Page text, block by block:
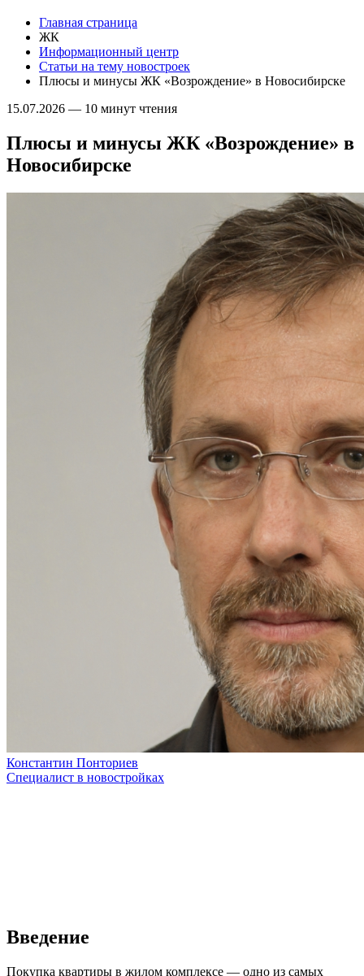
Главная страница
ЖК
Информационный центр
Статьи на тему новостроек
Плюсы и минусы ЖК «Возрождение» в Новосибирске
15.07.2026 — 10 минут чтения
Плюсы и минусы ЖК «Возрождение» в
Новосибирске
Константин Понториев
Специалист в новостройках
Введение
Покупка квартиры в жилом комплексе — одно из самых